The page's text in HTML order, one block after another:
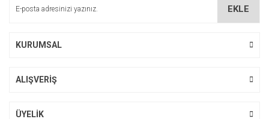
EKLE
KURUMSAL
ALIŞVERİŞ
ÜYELİK